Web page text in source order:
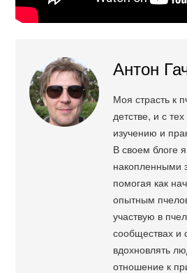
Антон
Моя страсть к
детстве, и с
изучению и
В своем блоге
накопленными
помогая как
опытным
участвую в
сообществах и
вдохновлять
отношение к